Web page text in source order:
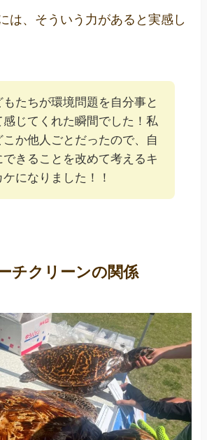
は、そういう力があると実感し
もたちが環境問題を自分事と
感じてくれた瞬間でした！私
こか他人ごとだったので、自
できることを改めて考えるキ
ケになりました！！
チクリーンの関係